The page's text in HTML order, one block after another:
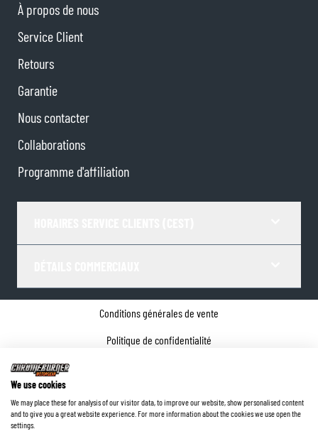
À propos de nous
Service Client
Retours
Garantie
Nous contacter
Collaborations
Programme d'affiliation
Conditions générales de vente
Politique de confidentialité
©2026ChromeBurner - Tous droits réservés.
We use cookies
We may place these for analysis of our visitor data, to improve our website, show personalised content
and to give you a great website experience. For more information about the cookies we use open the
settings.